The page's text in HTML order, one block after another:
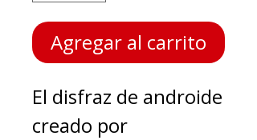
Agregar al carrito
El disfraz de androide
creado por